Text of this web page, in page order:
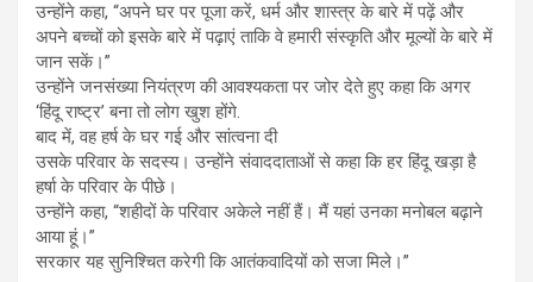
उन्होंने कहा, “अपने घर पर पूजा करें, धर्म और शास्त्र के बारे में पढ़ें और
अपने बच्चों को इसके बारे में पढ़ाएं ताकि वे हमारी संस्कृति और मूल्यों के बारे में
जान सकें।”
उन्होंने जनसंख्या नियंत्रण की आवश्यकता पर जोर देते हुए कहा कि अगर
‘हिंदू राष्ट्र’ बना तो लोग खुश होंगे.
बाद में, वह हर्ष के घर गई और सांत्वना दी
उसके परिवार के सदस्य। उन्होंने संवाददाताओं से कहा कि हर हिंदू खड़ा है
हर्षा के परिवार के पीछे।
उन्होंने कहा, “शहीदों के परिवार अकेले नहीं हैं। मैं यहां उनका मनोबल बढ़ाने
आया हूं।”
सरकार यह सुनिश्चित करेगी कि आतंकवादियों को सजा मिले।”